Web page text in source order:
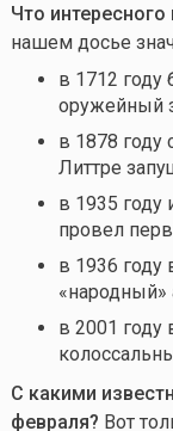
Что
нашем досье
в 1712 году
оружейный
в 1878 году
Литтре
в 1935 году
провел
в 1936
«народный»
в 2001
С какими
февраля? Вот